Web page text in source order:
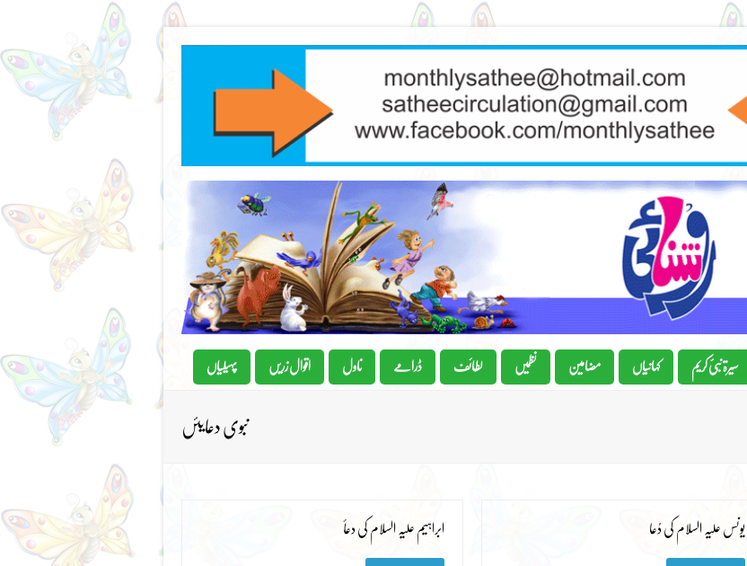
سیرۃ نبیٔ کریم کہانیاں مضامین نظمیں لطائف ڈرامے ناول اقوال زریں پہیلیاں
نبوی دعایئں
یونس علیہ السلام کی دُعا ابراہیم علیہ السلام کی دعأ